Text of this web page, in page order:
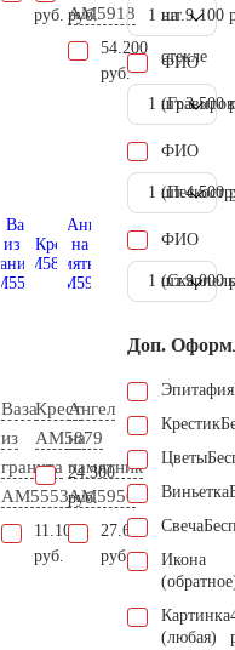
руб. руб.
AM5918
54.200
руб.
Ваза
из
гранита
AM5553
11.100
руб.
Крест
AM5879
24.300
руб.
Ангел
на
памятник
AM5950
27.600
руб.
на
стекле
1 шт. 9.100
ФИО
1 шт.3.500
ФИО
1 шт.4.500
ФИО
1 шт.9.000
Доп.
Эпитафия
Крестик
Цветы
Виньетка
Свеча
Икона
Картинка
(любая)